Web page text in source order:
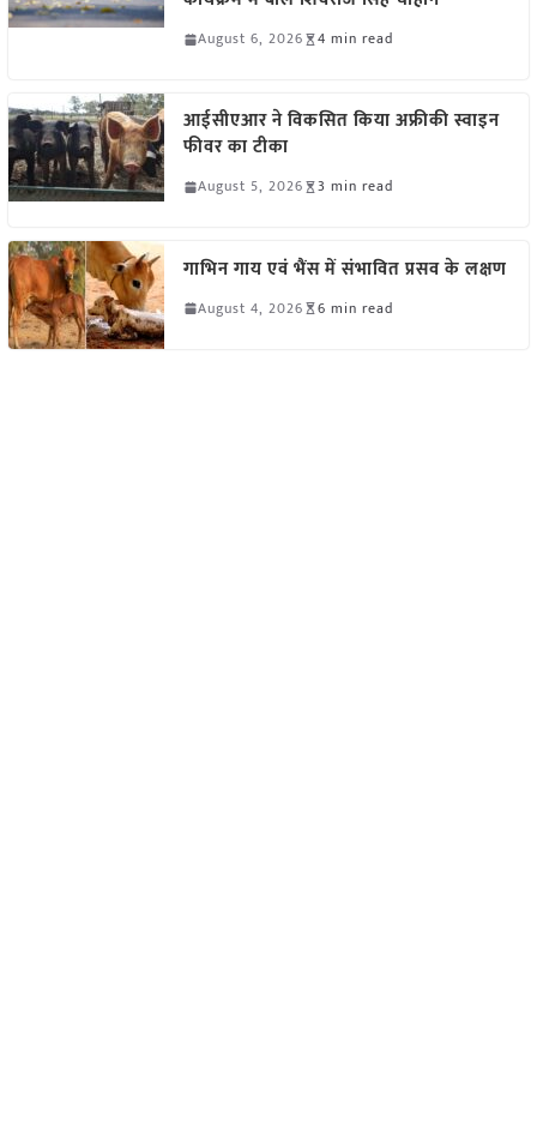
August 6, 2026 4 min read
आईसीएआर ने विकसित किया अफ्रीकी स्वाइन
फीवर का टीका
August 5, 2026 3 min read
गाभिन गाय एवं भैंस में संभावित प्रसव के लक्षण
August 4, 2026 6 min read